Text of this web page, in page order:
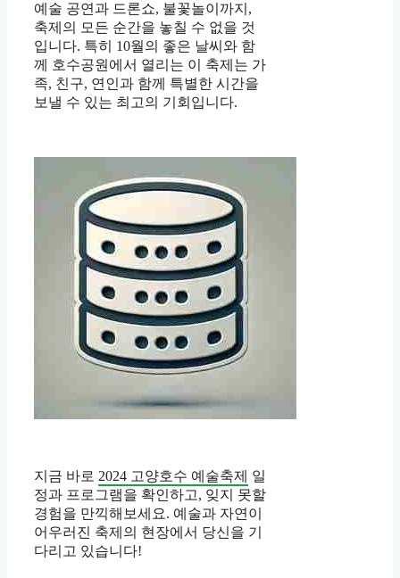
예술 공연과 드론쇼, 불꽃놀이까지,
축제의 모든 순간을 놓칠 수 없을 것
입니다. 특히 10월의 좋은 날씨와 함
께 호수공원에서 열리는 이 축제는 가
족, 친구, 연인과 함께 특별한 시간을
보낼 수 있는 최고의 기회입니다.
지금 바로 2024 고양호수 예술축제
일
정과 프로그램을 확인하고, 잊지 못할
경험을 만끽해보세요. 예술과 자연이
어우러진 축제의 현장에서 당신을 기
다리고 있습니다!